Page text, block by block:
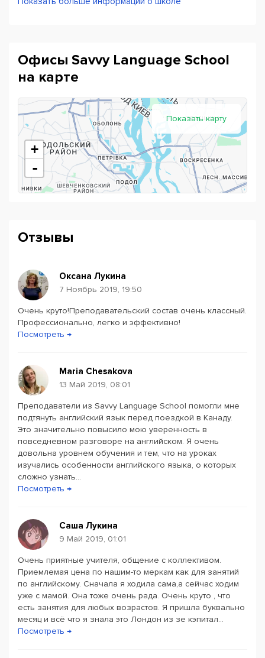
Офисы Savvy Language School
на карте
Показать карту
+
-
Powered byLeaflet— © Google 2026
Отзывы
Оксана Лукина
7 Ноябрь 2019, 19:50
Очень круто!Преподавательский состав очень классный.
Профессионально, легко и эффективно!
Посмотреть →
Maria Chesakova
13 Май 2019, 08:01
Преподаватели из Savvy Language School помогли мне
подтянуть английский язык перед поездкой в Канаду.
Это значительно повысило мою уверенность в
повседневном разговоре на английском. Я очень
довольна уровнем обучения и тем, что на уроках
изучались особенности английского языка, о которых
сложно узнать...
Посмотреть →
Саша Лукина
9 Май 2019, 01:01
Очень приятные учителя, общение с коллективом.
Приемлемая цена по нашим-то меркам как для занятий
по английскому. Сначала я ходила сама,а сейчас ходим
уже с мамой. Она тоже очень рада. Очень круто , что
есть занятия для любых возрастов. Я пришла буквально
месяц и всё что я знала это Лондон из зе кэпитал...
Посмотреть →